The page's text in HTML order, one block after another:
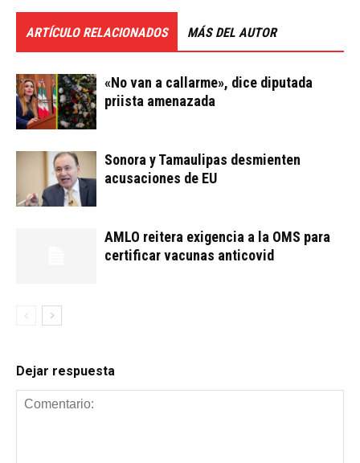
ARTÍCULO RELACIONADOS MÁS DEL AUTOR
«No van a callarme», dice diputada
priista amenazada
Sonora y Tamaulipas desmienten
acusaciones de EU
AMLO reitera exigencia a la OMS para
certificar vacunas anticovid
Dejar respuesta